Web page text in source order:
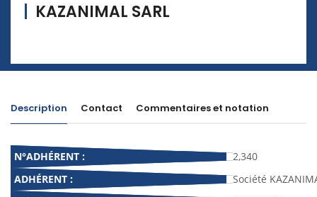
KAZANIMAL SARL
Description Contact Commentaires et notation
N°ADHÉRENT :
2,340
ADHÉRENT :
Société